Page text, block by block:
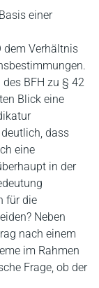
einer
dem Verhältnis
BFH zu § 42
Blick eine
dass
eine
in der
für die
Neben
nach einem
im Rahmen
Frage, ob der